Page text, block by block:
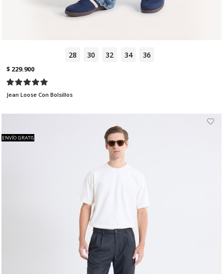
28 30 32 34 36
$ 229.900
Jean Loose Con Bolsillos
ENVÍO GRATIS